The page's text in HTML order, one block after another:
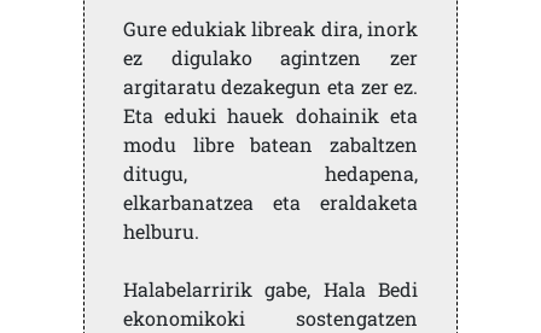
Gure edukiak libreak dira, inork
ez digulako agintzen zer
argitaratu dezakegun eta zer ez.
Eta eduki hauek dohainik eta
modu libre batean zabaltzen
ditugu, hedapena,
elkarbanatzea eta eraldaketa
helburu.
Halabelarririk gabe, Hala Bedi
ekonomikoki sostengatzen